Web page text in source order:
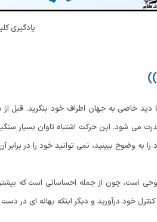
یادگیری
دید خاصی به جهان اطراف خود بنگرید.
می شود. این حرکت اشتباه تاوان بسیار
را به وضوح ببینید، نمی توانید خود را در
است، چون از جمله احساساتی است که
خود درآورید و دیگر اینکه بهانه ای در